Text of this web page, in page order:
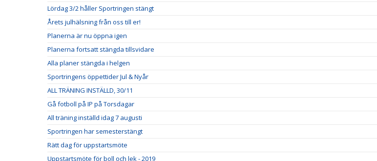
Lördag 3/2 håller Sportringen stängt
Årets julhälsning från oss till er!
Planerna är nu öppna igen
Planerna fortsatt stängda tillsvidare
Alla planer stängda i helgen
Sportringens öppettider Jul & Nyår
ALL TRÄNING INSTÄLLD, 30/11
Gå fotboll på IP på Torsdagar
All träning inställd idag 7 augusti
Sportringen har semesterstängt
Rätt dag för uppstartsmöte
Uppstartsmöte för boll och lek - 2019